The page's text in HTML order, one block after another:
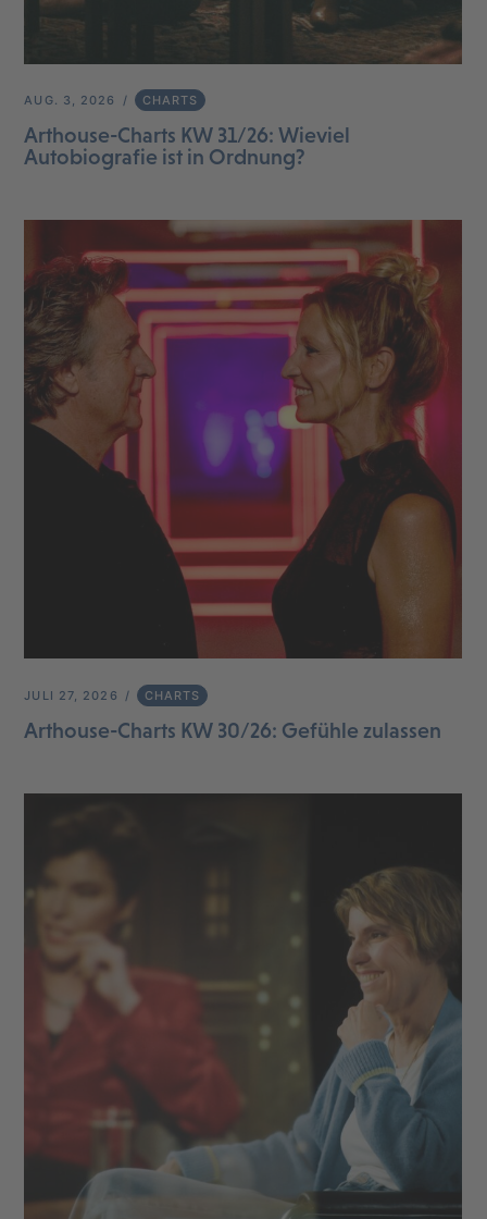
AUG. 3, 2026 CHARTS
Arthouse-Charts KW 31/26: Wieviel
Autobiografie ist in Ordnung?
JULI 27, 2026 CHARTS
Arthouse-Charts KW 30/26: Gefühle zulassen